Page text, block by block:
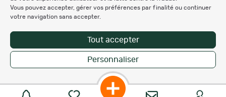
Vous pouvez accepter, gérer vos préférences par finalité ou continuer
votre navigation sans accepter.
Tout accepter
Personnaliser
Enregistrer la recherche
Mentions légales
Règlement & Conditions d'utilisation
des données personnelles
Personnalisation des cookies
Copyright © 2007-2026 NaturaBuy. Tous droits réservés. N°CNIL: 1239459.
Les marques commerciales mentionnées appartiennent à leurs propriétaires
respectifs in 0.050 s